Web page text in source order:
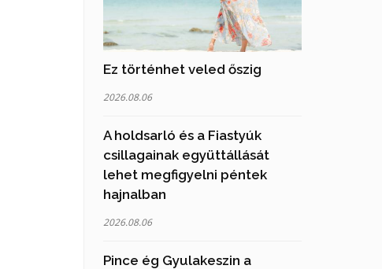
Ez történhet veled őszig
2026.08.06
A holdsarló és a Fiastyúk
csillagainak együttállását
lehet megfigyelni péntek
hajnalban
2026.08.06
Pince ég Gyulakeszin a